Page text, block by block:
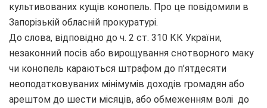
культивованих кущів конопель. Про це повідомили в
Запорізькій обласній прокуратурі.
До слова, відповідно до ч. 2 ст. 310 КК України,
незаконний посів або вирощування снотворного маку
чи конопель караються штрафом до п’ятдесяти
неоподатковуваних мінімумів доходів громадян або
арештом до шести місяців, або обмеженням волі до